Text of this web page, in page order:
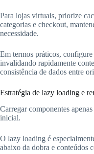
Para lojas virtuais, priorize
categorias e checkout,
necessidade.
Em termos práticos,
invalidando rapidamente
consistência de dados entre
Estratégia de lazy loading e
Carregar componentes
inicial.
O lazy loading é
abaixo da dobra e conteúdos